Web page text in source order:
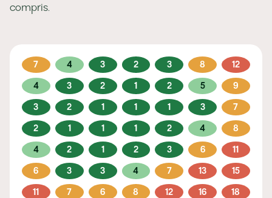
compris.
7 4 3 2 3 8
12
4
3 2 1 2 5
9
3
2 1 1 1 3
7
2
1 1 1 2 4
8
4
2 1 2 3 6
11
6
3 3 4 7 13
15
11
7 6 8 12 16 18